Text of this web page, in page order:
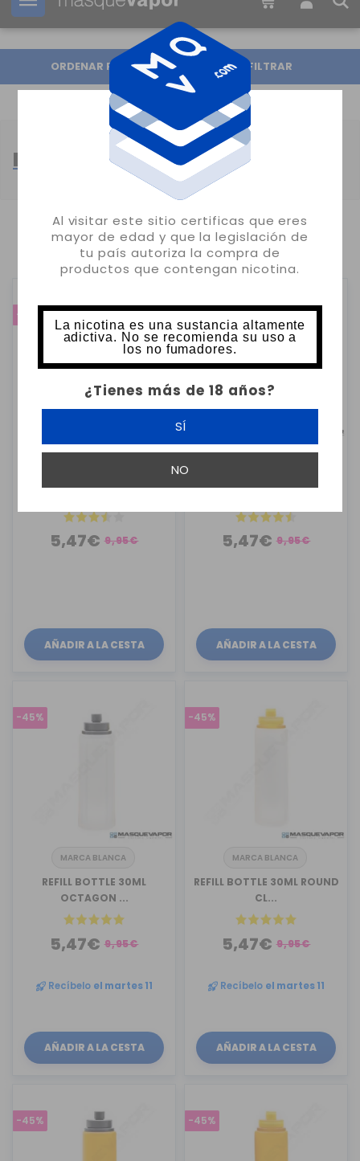
Al visitar este sitio certificas que eres
mayor de edad y que la legislación de
tu país autoriza la compra de
productos que contengan nicotina.
La nicotina es una sustancia altamente
adictiva. No se recomienda su uso a
los no fumadores.
¿Tienes más de 18 años?
SÍ
NO
Tu pedido puede ser enviado en 03m:
ORDENAR POR FILTRAR
BOTELLAS REFILL
MOSTRANDO 1-7 DE 7 ARTÍCULO(S)
-45%
MARCA BLANCA
5,47€ 9,95€
AÑADIR A LA CESTA
-45%
MARCA BLANCA
5,47€ 9,95€
AÑADIR A LA CESTA
-45%
MARCA BLANCA
REFILL BOTTLE 30ML
OCTAGON ...
5,47€ 9,95€
Recíbelo el martes 11
AÑADIR A LA CESTA
-45%
MARCA BLANCA
REFILL BOTTLE 30ML ROUND
CL...
5,47€ 9,95€
Recíbelo el martes 11
AÑADIR A LA CESTA
-45% -45%